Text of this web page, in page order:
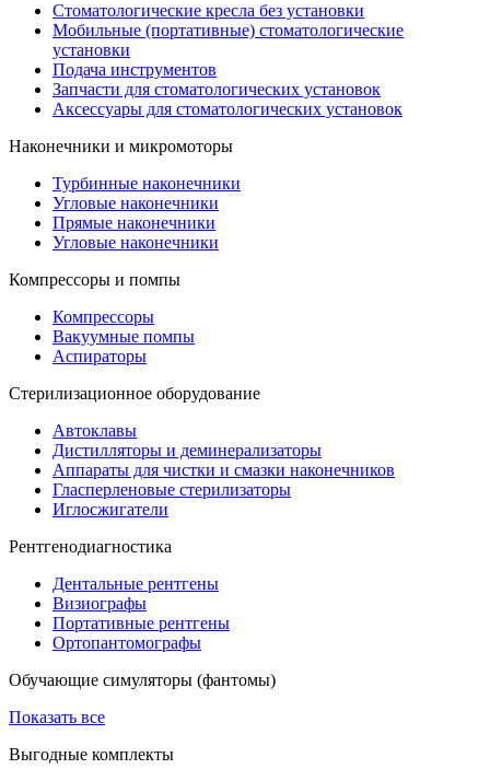
Стоматологические кресла без установки
Мобильные (портативные) стоматологические
установки
Подача инструментов
Запчасти для стоматологических установок
Аксессуары для стоматологических установок
Наконечники и микромоторы
Турбинные наконечники
Угловые наконечники
Прямые наконечники
Угловые наконечники
Компрессоры и помпы
Компрессоры
Вакуумные помпы
Аспираторы
Стерилизационное оборудование
Автоклавы
Дистилляторы и деминерализаторы
Аппараты для чистки и смазки наконечников
Гласперленовые стерилизаторы
Иглосжигатели
Рентгенодиагностика
Дентальные рентгены
Визиографы
Портативные рентгены
Ортопантомографы
Обучающие симуляторы (фантомы)
Показать все
Выгодные комплекты